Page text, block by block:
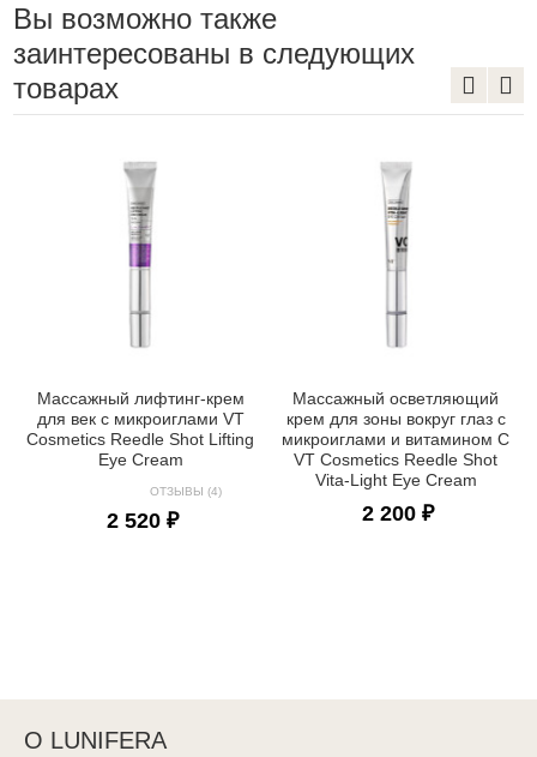
Вы возможно также
заинтересованы в следующих
товарах
Массажный лифтинг-крем
для век с микроиглами VT
Cosmetics Reedle Shot Lifting
Eye Cream
ОТЗЫВЫ (4)
2 520 ₽
Массажный осветляющий
крем для зоны вокруг глаз с
микроиглами и витамином C
VT Cosmetics Reedle Shot
Vita-Light Eye Cream
2 200 ₽
О LUNIFERA